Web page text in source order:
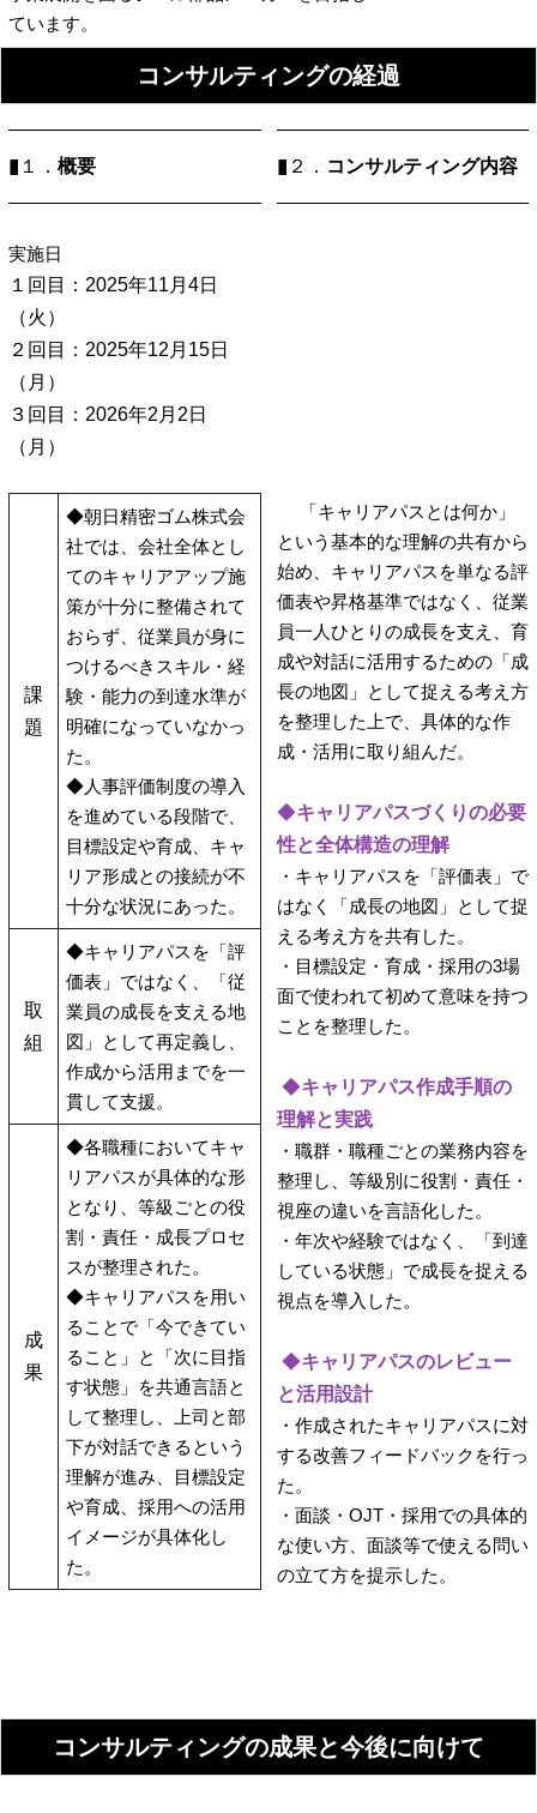
ています。
コンサルティングの経過
▮ １． 概要 ▮ ２． コンサルティング内容
実施日
１回目：2025年11月4日
（火）
２回目：2025年12月15日
（月）
３回目：2026年2月2日
（月）
課
題
◆朝日精密ゴム株式会
社では、会社全体とし
てのキャリアアップ施
策が十分に整備されて
おらず、従業員が身に
つけるべきスキル・経
験・能力の到達水準が
明確になっていなかっ
た。
◆人事評価制度の導入
を進めている段階で、
目標設定や育成、キャ
リア形成との接続が不
十分な状況にあった。
取
組
◆キャリアパスを「評
価表」ではなく、「従
業員の成長を支える地
図」として再定義し、
作成から活用までを一
貫して支援。
成
果
◆各職種においてキャ
リアパスが具体的な形
となり、等級ごとの役
割・責任・成長プロセ
スが整理された。
◆キャリアパスを用い
ることで「今できてい
ること」と「次に目指
す状態」を共通言語と
して整理し、上司と部
下が対話できるという
理解が進み、目標設定
や育成、採用への活用
イメージが具体化し
た。
「キャリアパスとは何か」
という基本的な理解の共有から
始め、キャリアパスを単なる評
価表や昇格基準ではなく、従業
員一人ひとりの成長を支え、育
成や対話に活用するための「成
長の地図」として捉える考え方
を整理した上で、具体的な作
成・活用に取り組んだ。
◆キャリアパスづくりの必要
性と全体構造の理解
・キャリアパスを「評価表」で
はなく「成長の地図」として捉
える考え方を共有した。
・目標設定・育成・採用の3場
面で使われて初めて意味を持つ
ことを整理した。
◆キャリアパス作成手順の
理解と実践
・職群・職種ごとの業務内容を
整理し、等級別に役割・責任・
視座の違いを言語化した。
・年次や経験ではなく、「到達
している状態」で成長を捉える
視点を導入した。
◆キャリアパスのレビュー
と活用設計
・作成されたキャリアパスに対
する改善フィードバックを行っ
た。
・面談・OJT・採用での具体的
な使い方、面談等で使える問い
の立て方を提示した。
コンサルティングの成果と今後に向けて